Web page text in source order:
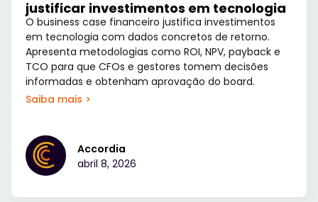
justificar investimentos em tecnologia
O business case financeiro justifica investimentos
em tecnologia com dados concretos de retorno.
Apresenta metodologias como ROI, NPV, payback e
TCO para que CFOs e gestores tomem decisões
informadas e obtenham aprovação do board.
Saiba mais >
Accordia
abril 8, 2026